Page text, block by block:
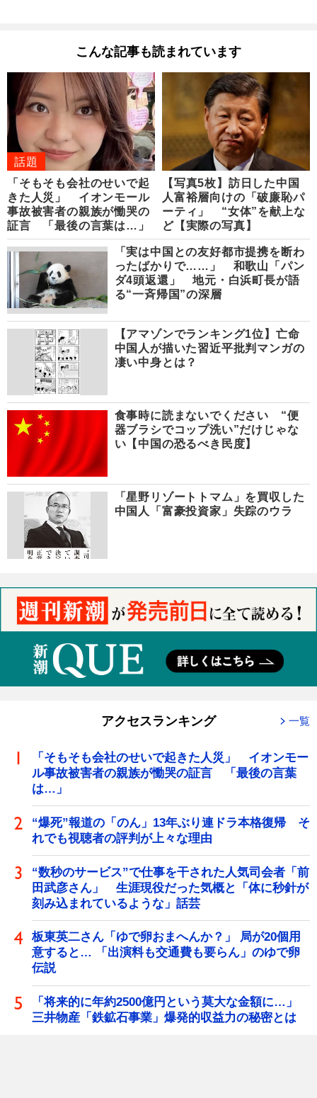
こんな記事も読まれています
話題
「そもそも会社のせいで起
きた人災」 イオンモール
事故被害者の親族が慟哭の
証言 「最後の言葉は…」
【写真5枚】訪日した中国
人富裕層向けの「破廉恥パ
ーティ」 “女体”を献上な
ど【実際の写真】
「実は中国との友好都市提携を断わ
ったばかりで……」 和歌山「パン
ダ4頭返還」 地元・白浜町長が語
る“一斉帰国”の深層
【アマゾンでランキング1位】亡命
中国人が描いた習近平批判マンガの
凄い中身とは？
食事時に読まないでください “便
器ブラシでコップ洗い”だけじゃな
い【中国の恐るべき民度】
「星野リゾートトマム」を買収した
中国人「富豪投資家」失踪のウラ
アクセスランキング 一覧
「そもそも会社のせいで起きた人災」 イオンモー
ル事故被害者の親族が慟哭の証言 「最後の言葉
は…」
“爆死”報道の「のん」13年ぶり連ドラ本格復帰 そ
れでも視聴者の評判が上々な理由
“数秒のサービス”で仕事を干された人気司会者「前
田武彦さん」 生涯現役だった気概と「体に秒針が
刻み込まれているような」話芸
板東英二さん「ゆで卵おまへんか？」 局が20個用
意すると… 「出演料も交通費も要らん」のゆで卵
伝説
「将来的に年約2500億円という莫大な金額に…」
三井物産「鉄鉱石事業」爆発的収益力の秘密とは